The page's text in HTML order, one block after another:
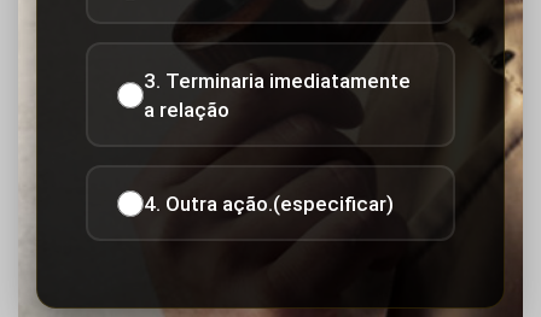
3. Terminaria imediatamente
a relação
4. Outra ação.(especificar)